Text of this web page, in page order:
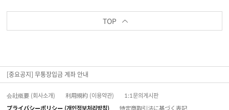
TOP
[중요공지] 무통장입금 계좌 안내
会社概要 (회사소개) 利用規約 (이용약관)
1:1문의게시판